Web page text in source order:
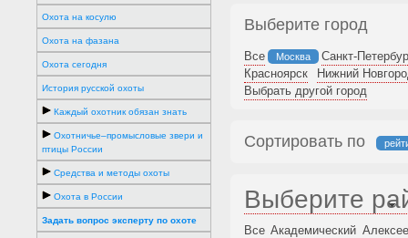
Охота на косулю
Охота на фазана
Охота сегодня
История русской охоты
Каждый охотник обязан знать
Охотничье–промысловые звери и
птицы России
Средства и методы охоты
Охота в России
Задать вопрос эксперту по охоте
Выберите город
Все Москва
Санкт-
Красноярск
Нижний
Выбрать другой город
Сортировать по
Выберите
Все Академический